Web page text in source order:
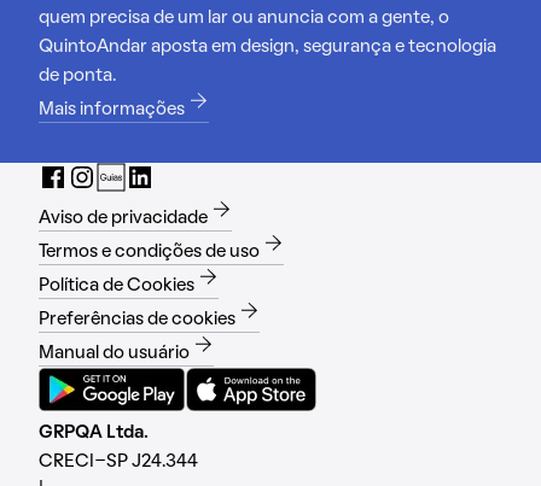
quem precisa de um lar ou anuncia com a gente, o
QuintoAndar aposta em design, segurança e tecnologia
de ponta.
Mais informações
Aviso de privacidade
Termos e condições de uso
Política de Cookies
Preferências de cookies
Manual do usuário
GRPQA Ltda.
CRECI-SP J24.344